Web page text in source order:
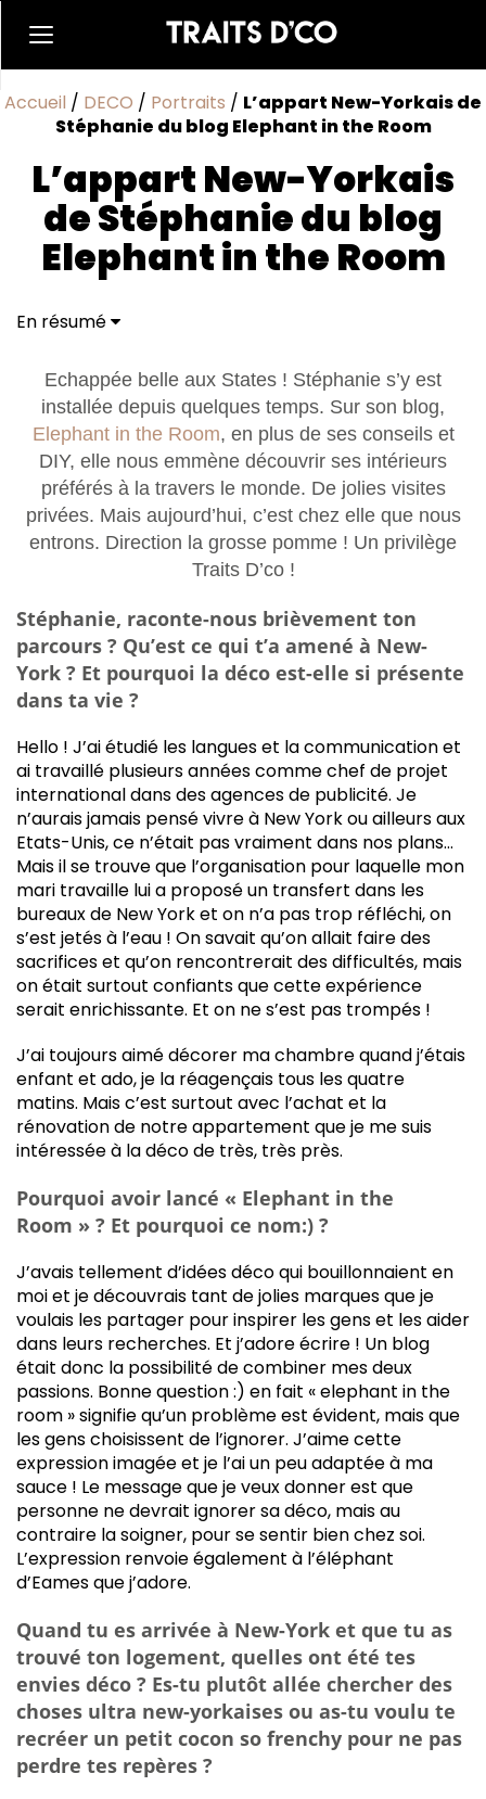
Accueil / DECO / Portraits / L’appart New-Yorkais de
Stéphanie du blog Elephant in the Room
L’appart New-Yorkais
de Stéphanie du blog
Elephant in the Room
En résumé
Echappée belle aux States ! Stéphanie s’y est
installée depuis quelques temps. Sur son blog,
Elephant in the Room, en plus de ses conseils et
DIY, elle nous emmène découvrir ses intérieurs
préférés à la travers le monde. De jolies visites
privées. Mais aujourd’hui, c’est chez elle que nous
entrons. Direction la grosse pomme ! Un privilège
Traits D’co !
Stéphanie, raconte-nous brièvement ton
parcours ? Qu’est ce qui t’a amené à New-
York ? Et pourquoi la déco est-elle si présente
dans ta vie ?
Hello ! J’ai étudié les langues et la communication et
ai travaillé plusieurs années comme chef de projet
international dans des agences de publicité. Je
n’aurais jamais pensé vivre à New York ou ailleurs aux
Etats-Unis, ce n’était pas vraiment dans nos plans…
Mais il se trouve que l’organisation pour laquelle mon
mari travaille lui a proposé un transfert dans les
bureaux de New York et on n’a pas trop réfléchi, on
s’est jetés à l’eau ! On savait qu’on allait faire des
sacrifices et qu’on rencontrerait des difficultés, mais
on était surtout confiants que cette expérience
serait enrichissante. Et on ne s’est pas trompés !
J’ai toujours aimé décorer ma chambre quand j’étais
enfant et ado, je la réagençais tous les quatre
matins. Mais c’est surtout avec l’achat et la
rénovation de notre appartement que je me suis
intéressée à la déco de très, très près.
Pourquoi avoir lancé « Elephant in the
Room » ? Et pourquoi ce nom:) ?
J’avais tellement d’idées déco qui bouillonnaient en
moi et je découvrais tant de jolies marques que je
voulais les partager pour inspirer les gens et les aider
dans leurs recherches. Et j’adore écrire ! Un blog
était donc la possibilité de combiner mes deux
passions. Bonne question :) en fait « elephant in the
room » signifie qu’un problème est évident, mais que
les gens choisissent de l’ignorer. J’aime cette
expression imagée et je l’ai un peu adaptée à ma
sauce ! Le message que je veux donner est que
personne ne devrait ignorer sa déco, mais au
contraire la soigner, pour se sentir bien chez soi.
L’expression renvoie également à l’éléphant
d’Eames que j’adore.
Quand tu es arrivée à New-York et que tu as
trouvé ton logement, quelles ont été tes
envies déco ? Es-tu plutôt allée chercher des
choses ultra new-yorkaises ou as-tu voulu te
recréer un petit cocon so frenchy pour ne pas
perdre tes repères ?